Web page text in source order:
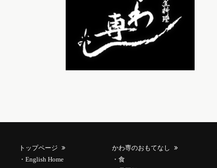
トップページ
English Home
かわ専のおもてなし
食